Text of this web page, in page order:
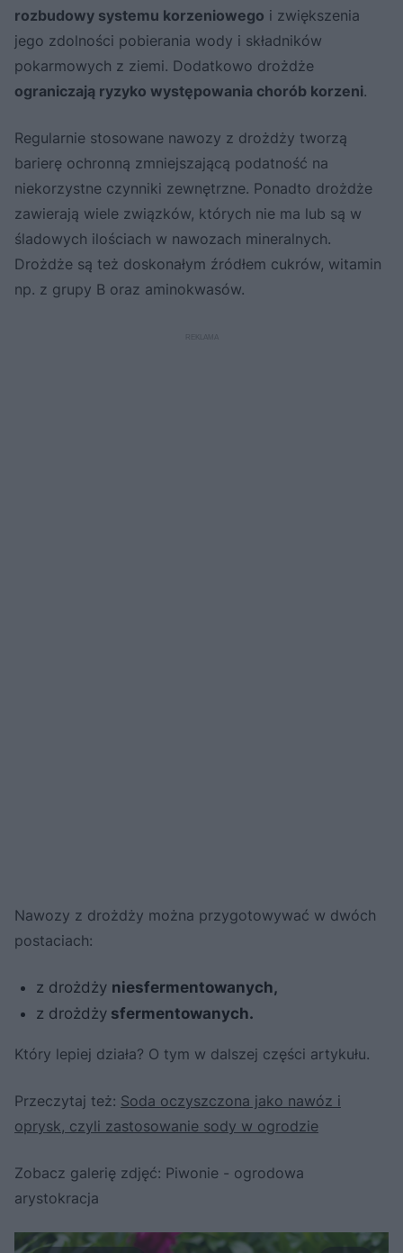
rozbudowy systemu korzeniowego i zwiększenia
jego zdolności pobierania wody i składników
pokarmowych z ziemi. Dodatkowo drożdże
ograniczają ryzyko występowania chorób korzeni.
Regularnie stosowane nawozy z drożdży tworzą
barierę ochronną zmniejszającą podatność na
niekorzystne czynniki zewnętrzne. Ponadto drożdże
zawierają wiele związków, których nie ma lub są w
śladowych ilościach w nawozach mineralnych.
Drożdże są też doskonałym źródłem cukrów, witamin
np. z grupy B oraz aminokwasów.
Nawozy z drożdży można przygotowywać w dwóch
postaciach:
z drożdży niesfermentowanych,
z drożdży sfermentowanych.
Który lepiej działa? O tym w dalszej części artykułu.
Przeczytaj też: Soda oczyszczona jako nawóz i
oprysk, czyli zastosowanie sody w ogrodzie
Zobacz galerię zdjęć: Piwonie - ogrodowa
arystokracja